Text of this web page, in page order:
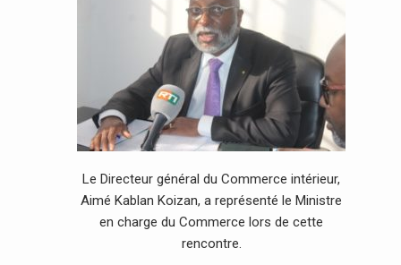
Le Directeur général du Commerce intérieur,
Aimé Kablan Koizan, a représenté le Ministre
en charge du Commerce lors de cette
rencontre.